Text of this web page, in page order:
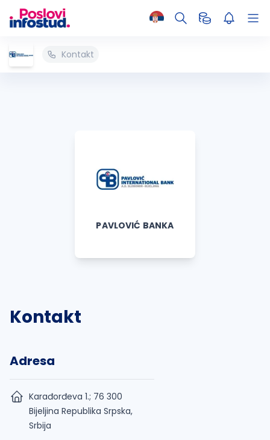
Kontakt
PAVLOVIĆ BANKA
Kontakt
Adresa
Karađorđeva 1.; 76 300
Bijeljina Republika Srpska,
Srbija